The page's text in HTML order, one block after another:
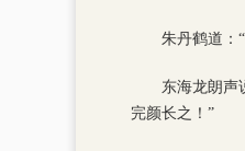
朱丹鹤道：
东海龙朗声
完颜长之！”